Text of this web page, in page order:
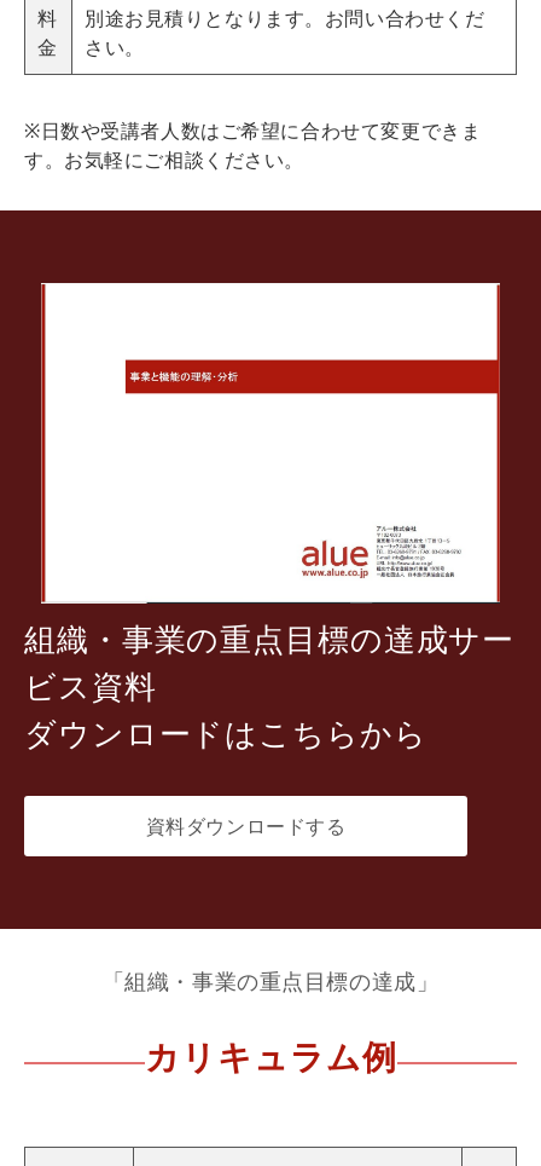
料
金
別途お見積りとなります。お問い合わせくだ
さい。
※日数や受講者人数はご希望に合わせて変更できま
す。お気軽にご相談ください。
組織・事業の重点目標の達成サー
ビス資料
ダウンロードはこちらから
資料ダウンロードする
「組織・事業の重点目標の達成」
カリキュラム例